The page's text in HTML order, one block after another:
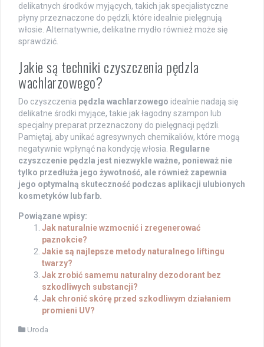
delikatnych środków myjących, takich jak specjalistyczne
płyny przeznaczone do pędzli, które idealnie pielęgnują
włosie. Alternatywnie, delikatne mydło również może się
sprawdzić.
Jakie są techniki czyszczenia pędzla
wachlarzowego?
Do czyszczenia pędzla wachlarzowego idealnie nadają się
delikatne środki myjące, takie jak łagodny szampon lub
specjalny preparat przeznaczony do pielęgnacji pędzli.
Pamiętaj, aby unikać agresywnych chemikaliów, które mogą
negatywnie wpłynąć na kondycję włosia.
Regularne
czyszczenie pędzla jest niezwykle ważne, ponieważ nie
tylko przedłuża jego żywotność, ale również zapewnia
jego optymalną skuteczność podczas aplikacji ulubionych
kosmetyków lub farb.
Powiązane wpisy:
Jak naturalnie wzmocnić i zregenerować
paznokcie?
Jakie są najlepsze metody naturalnego liftingu
twarzy?
Jak zrobić samemu naturalny dezodorant bez
szkodliwych substancji?
Jak chronić skórę przed szkodliwym działaniem
promieni UV?
Uroda